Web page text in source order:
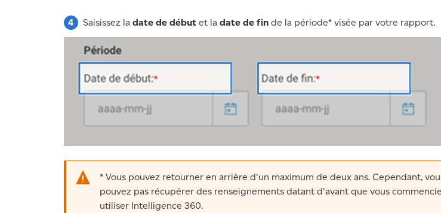
Saisissez la date de débutet la date de finde la période* visée par votre rapport.
* Vous pouvez retourner en arrière d'un maximum de deux ans. Cependant,
pouvez pas récupérer des renseignements datant d'avant que vous
utiliser Intelligence 360.